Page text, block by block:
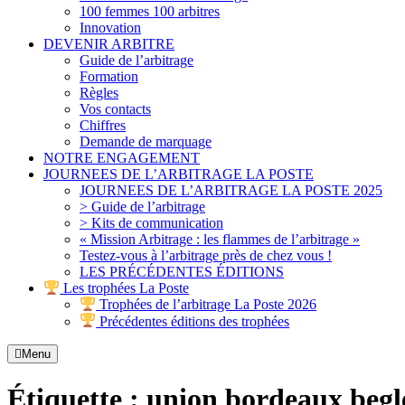
100 femmes 100 arbitres
Innovation
DEVENIR ARBITRE
Guide de l’arbitrage
Formation
Règles
Vos contacts
Chiffres
Demande de marquage
NOTRE ENGAGEMENT
JOURNEES DE L’ARBITRAGE LA POSTE
JOURNEES DE L’ARBITRAGE LA POSTE 2025
> Guide de l’arbitrage
> Kits de communication
« Mission Arbitrage : les flammes de l’arbitrage »
Testez-vous à l’arbitrage près de chez vous !
LES PRÉCÉDENTES ÉDITIONS
Les trophées La Poste
Trophées de l’arbitrage La Poste 2026
Précédentes éditions des trophées
Menu